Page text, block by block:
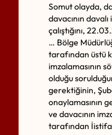
Somut olayda,
davacının
çalıştığını,
… Bölge
tarafından üstü
imzalamasının
olduğu
gerektiğinin,
onaylamasının
ve davacının
tarafından